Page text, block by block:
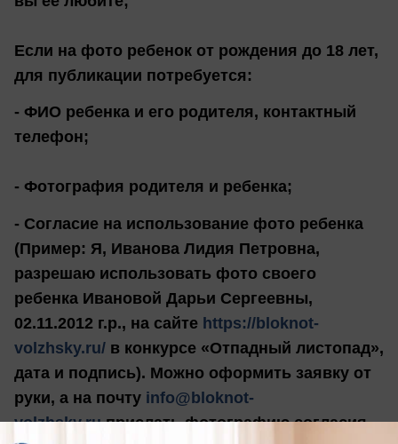
Если на фото ребенок от рождения до 18 лет,
для публикации потребуется:
- ФИО ребенка и его родителя, контактный
телефон;
- Фотография родителя и ребенка;
- Согласие на использование фото ребенка
(Пример: Я, Иванова Лидия Петровна,
разрешаю использовать фото своего
ребенка Ивановой Дарьи Сергеевны,
02.11.2012 г.р., на сайте https://bloknot-
volzhsky.ru/ в конкурсе «Отпадный листопад»,
дата и подпись). Можно оформить заявку от
руки, а на почту info@bloknot-
volzhsky.ruприслать фотографию согласия.